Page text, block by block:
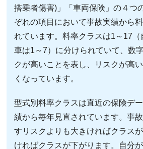
搭乗者傷害)」「車両保険」の４つ
ぞれの項目において事故実績から
れています。料率クラスは1～17（
車は1～7）に分けられていて、数
クが高いことを表し、リスクが高
くなっています。
型式別料率クラスは直近の保険デ
績から毎年見直されています。事
すリスクよりも大きければクラス
ければクラスが下がります。自分